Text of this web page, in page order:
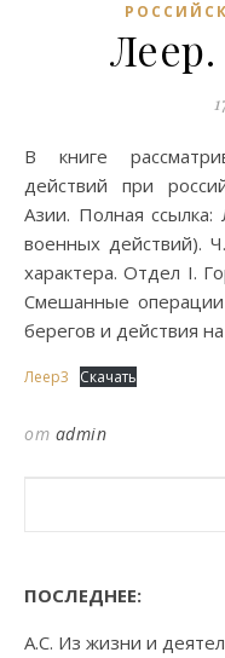
В книге рассматриваются особенности военных
действий при
Азии. Полная ссылка:
военных действий).
характера. Отдел I.
Смешанные
берегов и действия
Леер3 Скачать
от admin
ПОСЛЕДНЕЕ:
А.С. Из жизни и